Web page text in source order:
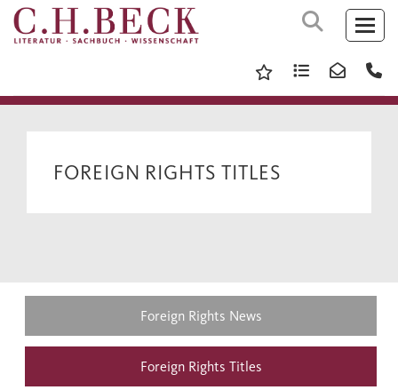
FOREIGN RIGHTS TITLES
Foreign Rights News
Foreign Rights Titles